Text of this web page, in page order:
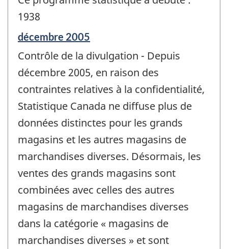
1938
Période
référence
de
-
décembre 2005
Contrôle de la divulgation - Depuis
décembre 2005, en raison des
contraintes relatives à la confidentialité,
Statistique Canada ne diffuse plus de
données distinctes pour les grands
magasins et les autres magasins de
marchandises diverses. Désormais, les
ventes des grands magasins sont
combinées avec celles des autres
magasins de marchandises diverses
dans la catégorie « magasins de
marchandises diverses » et sont